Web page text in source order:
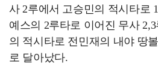
사 2루에서 고승민의 적시타로
예스의 2루타로 이어진 무사
의 적시타로 전민재의 내야 땅
로 달아났다.